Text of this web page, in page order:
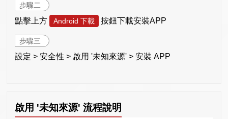
步驟二
點擊上方 Android 下載 按鈕下載安裝APP
步驟三
設定 > 安全性 > 啟用 '未知來源' > 安裝 APP
啟用 '未知來源' 流程說明